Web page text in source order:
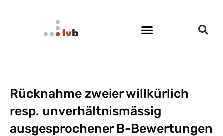
Rücknahme zweier willkürlich
resp. unverhältnismässig
ausgesprochener B-Bewertungen